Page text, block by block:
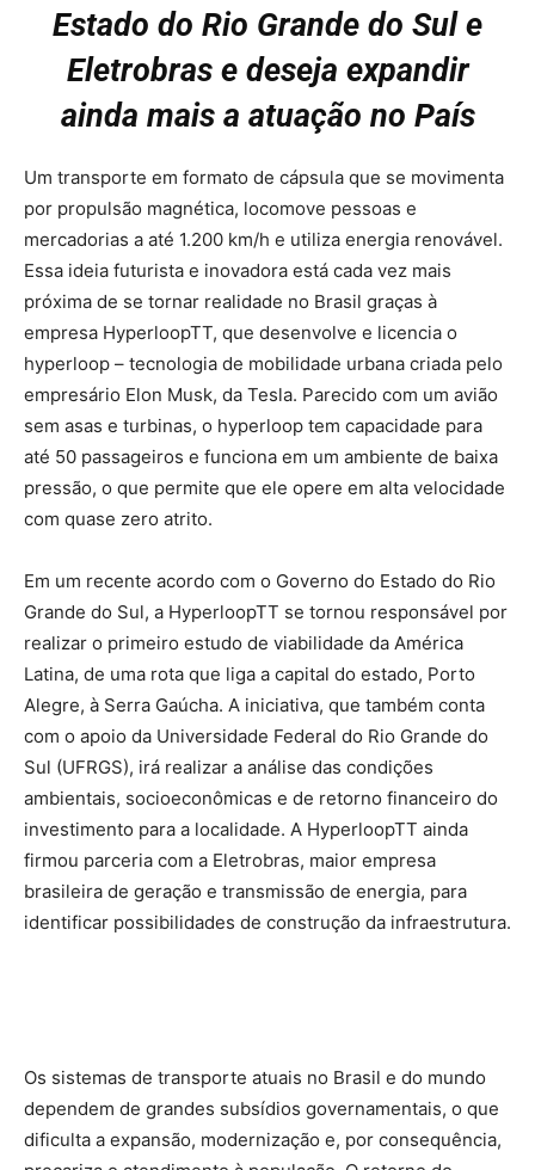
Estado do Rio Grande do Sul e
Eletrobras e deseja expandir
ainda mais a atuação no País
Um transporte em formato de cápsula que se movimenta
por propulsão magnética, locomove pessoas e
mercadorias a até 1.200 km/h e utiliza energia renovável.
Essa ideia futurista e inovadora está cada vez mais
próxima de se tornar realidade no Brasil graças à
empresa HyperloopTT, que desenvolve e licencia o
hyperloop – tecnologia de mobilidade urbana criada pelo
empresário Elon Musk, da Tesla. Parecido com um avião
sem asas e turbinas, o hyperloop tem capacidade para
até 50 passageiros e funciona em um ambiente de baixa
pressão, o que permite que ele opere em alta velocidade
com quase zero atrito.
Em um recente acordo com o Governo do Estado do Rio
Grande do Sul, a HyperloopTT se tornou responsável por
realizar o primeiro estudo de viabilidade da América
Latina, de uma rota que liga a capital do estado, Porto
Alegre, à Serra Gaúcha. A iniciativa, que também conta
com o apoio da Universidade Federal do Rio Grande do
Sul (UFRGS), irá realizar a análise das condições
ambientais, socioeconômicas e de retorno financeiro do
investimento para a localidade. A HyperloopTT ainda
firmou parceria com a Eletrobras, maior empresa
brasileira de geração e transmissão de energia, para
identificar possibilidades de construção da infraestrutura.
Os sistemas de transporte atuais no Brasil e do mundo
dependem de grandes subsídios governamentais, o que
dificulta a expansão, modernização e, por consequência,